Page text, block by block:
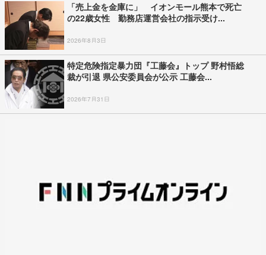
「売上金を金庫に」 イオンモール熊本で死亡
の22歳女性 勤務店運営会社の指示受け...
2026年8月3日
特定危険指定暴力団『工藤会』トップ 野村悟総
裁が引退 県公安委員会が公示 工藤会...
2026年7月31日